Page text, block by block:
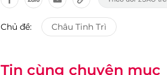
Chủ đề: Châu Tinh Trì
Tin cùng chuyên mục